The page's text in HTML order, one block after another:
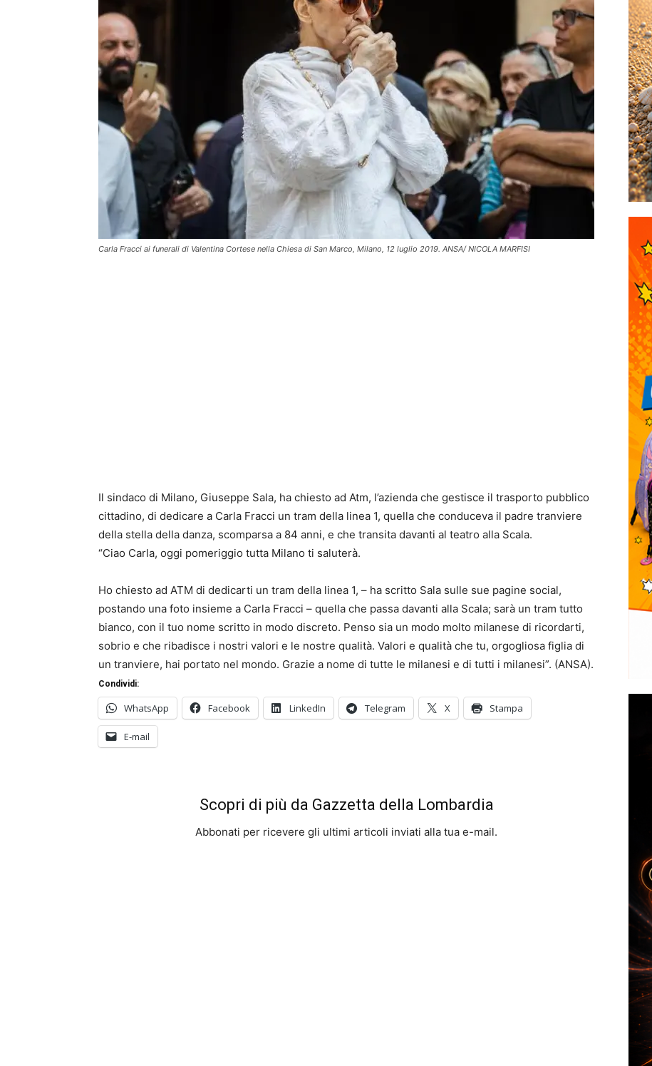
Carla Fracci ai funerali di Valentina Cortese nella Chiesa di San Marco, Milano, 12 luglio 2019. ANSA/ NICOLA MARFISI
Il sindaco di Milano, Giuseppe Sala, ha chiesto ad Atm, l’azienda che gestisce il trasporto pubblico
cittadino, di dedicare a Carla Fracci un tram della linea 1, quella che conduceva il padre tranviere
della stella della danza, scomparsa a 84 anni, e che transita davanti al teatro alla Scala.
“Ciao Carla, oggi pomeriggio tutta Milano ti saluterà.
Ho chiesto ad ATM di dedicarti un tram della linea 1, – ha scritto Sala sulle sue pagine social,
postando una foto insieme a Carla Fracci – quella che passa davanti alla Scala; sarà un tram tutto
bianco, con il tuo nome scritto in modo discreto. Penso sia un modo molto milanese di ricordarti,
sobrio e che ribadisce i nostri valori e le nostre qualità. Valori e qualità che tu, orgogliosa figlia di
un tranviere, hai portato nel mondo. Grazie a nome di tutte le milanesi e di tutti i milanesi”. (ANSA).
Condividi:
WhatsApp Facebook LinkedIn Telegram X Stampa
E-mail
Scopri di più da Gazzetta della Lombardia
Abbonati per ricevere gli ultimi articoli inviati alla tua e-mail.